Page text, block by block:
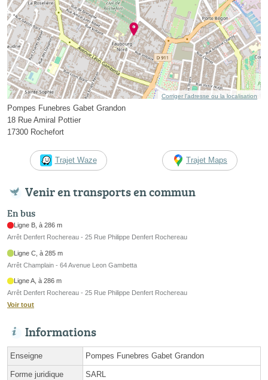
Corriger l’adresse ou la localisation
Pompes Funebres Gabet Grandon
18 Rue Amiral Pottier
17300 Rochefort
Trajet Waze Trajet Maps
Venir en transports en commun
En bus
Ligne B, à 286 m
Arrêt Denfert Rochereau - 25 Rue Philippe Denfert Rochereau
Ligne C, à 285 m
Arrêt Champlain - 64 Avenue Leon Gambetta
Ligne A, à 286 m
Arrêt Denfert Rochereau - 25 Rue Philippe Denfert Rochereau
Voir tout
Informations
Enseigne Pompes Funebres Gabet Grandon
Forme juridique SARL